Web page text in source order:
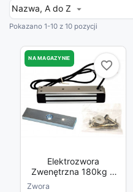
Nazwa, A do Z 
Pokazano 1-10 z 10 pozycji
NA MAGAZYNIE
favorite_border
Elektrozwora
Zwenętrzna 180kg Z
Zwora
favorite_border